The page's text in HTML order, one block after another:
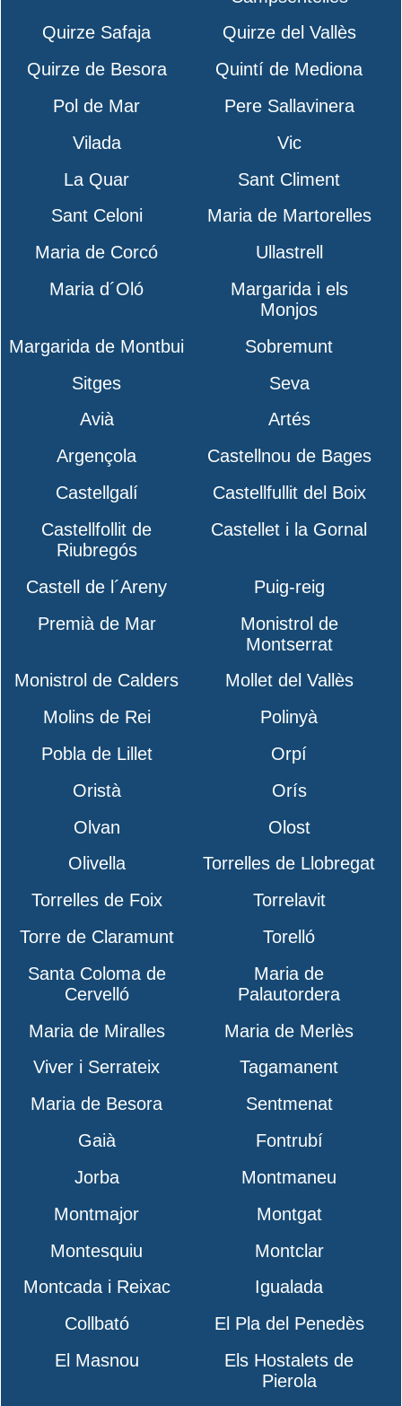
Quirze Safaja
Quirze del Vallès
Quirze de Besora
Quintí de Mediona
Pol de Mar
Pere Sallavinera
Vilada
Vic
La Quar
Sant Climent
Sant Celoni
Maria de Martorelles
Maria de Corcó
Ullastrell
Maria d´Oló
Margarida i els
Monjos
Margarida de Montbui
Sobremunt
Sitges
Seva
Avià
Artés
Argençola
Castellnou de Bages
Castellgalí
Castellfullit del Boix
Castellfollit de
Riubregós
Castellet i la Gornal
Castell de l´Areny
Puig-reig
Premià de Mar
Monistrol de
Montserrat
Monistrol de Calders
Mollet del Vallès
Molins de Rei
Polinyà
Pobla de Lillet
Orpí
Oristà
Orís
Olvan
Olost
Olivella
Torrelles de Llobregat
Torrelles de Foix
Torrelavit
Torre de Claramunt
Torelló
Santa Coloma de
Cervelló
Maria de
Palautordera
Maria de Miralles
Maria de Merlès
Viver i Serrateix
Tagamanent
Maria de Besora
Sentmenat
Gaià
Fontrubí
Jorba
Montmaneu
Montmajor
Montgat
Montesquiu
Montclar
Montcada i Reixac
Igualada
Collbató
El Pla del Penedès
El Masnou
Els Hostalets de
Pierola